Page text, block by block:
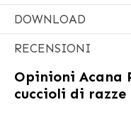
DOWNLOAD
RECENSIONI
Opinioni Acana
cuccioli di razze